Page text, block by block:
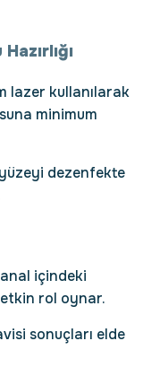
lazer kullanılarak
minimum
dezenfekte
içindeki
rol oynar.
sonuçları elde